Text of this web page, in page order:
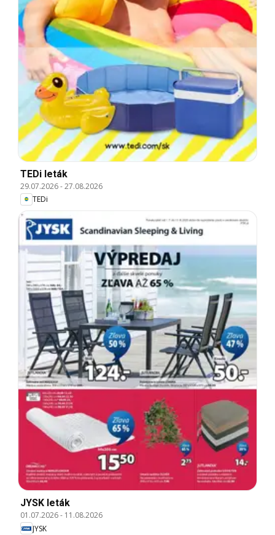
TEDi leták
29.07.2026-27.08.2026
TEDi
JYSK leták
01.07.2026- 11.08.2026
JYSK